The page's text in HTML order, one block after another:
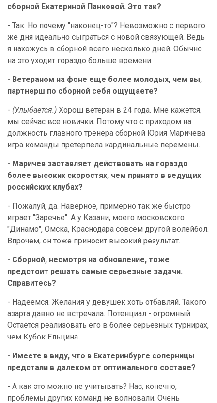
сборной Екатериной Панковой. Это так?
- Так. Но почему "наконец-то"? Невозможно с первого
же дня идеально сыграться с новой связующей. Ведь
я нахожусь в сборной всего несколько дней. Обычно
на это уходит гораздо больше времени.
- Ветераном на фоне еще более молодых, чем вы,
партнерш по сборной себя ощущаете?
- (Улыбается.) Хорош ветеран в 24 года. Мне кажется,
мы сейчас все новички. Потому что с приходом на
должность главного тренера сборной Юрия Маричева
игра команды претерпела кардинальные перемены.
- Маричев заставляет действовать на гораздо
более высоких скоростях, чем принято в ведущих
российских клубах?
- Пожалуй, да. Наверное, примерно так же быстро
играет "Заречье". А у Казани, моего московского
"Динамо", Омска, Краснодара совсем другой волейбол.
Впрочем, он тоже приносит высокий результат.
- Сборной, несмотря на обновление, тоже
предстоит решать самые серьезные задачи.
Справитесь?
- Надеемся. Желания у девушек хоть отбавляй. Такого
азарта давно не встречала. Потенциал - огромный.
Остается реализовать его в более серьезных турнирах,
чем Кубок Ельцина.
- Имеете в виду, что в Екатеринбурге соперницы
предстали в далеком от оптимального составе?
- А как это можно не учитывать? Нас, конечно,
проблемы других команд не волновали. Очень